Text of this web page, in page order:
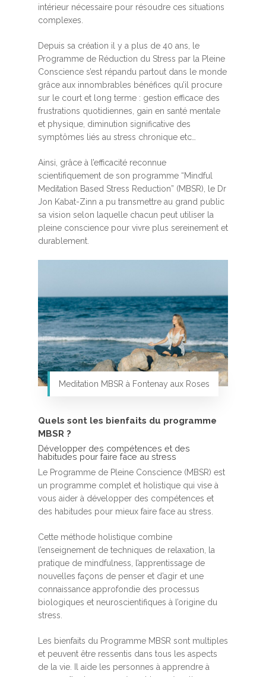
intérieur nécessaire pour résoudre ces situations
complexes.
Depuis sa création il y a plus de 40 ans, le
Programme de Réduction du Stress par la Pleine
Conscience s’est répandu partout dans le monde
grâce aux innombrables bénéfices qu’il procure
sur le court et long terme : gestion efficace des
frustrations quotidiennes, gain en santé mentale
et physique, diminution significative des
symptômes liés au stress chronique etc…
Ainsi, grâce à l’efficacité reconnue
scientifiquement de son programme “Mindful
Meditation Based Stress Reduction” (MBSR), le Dr
Jon Kabat-Zinn a pu transmettre au grand public
sa vision selon laquelle chacun peut utiliser la
pleine conscience pour vivre plus sereinement et
durablement.
Meditation MBSR à Fontenay aux Roses
Quels sont les bienfaits du programme
MBSR ?
Développer des compétences et des
habitudes pour faire face au stress
Le Programme de Pleine Conscience (MBSR) est
un programme complet et holistique qui vise à
vous aider à développer des compétences et
des habitudes pour mieux faire face au stress.
Cette méthode holistique combine
l’enseignement de techniques de relaxation, la
pratique de mindfulness, l’apprentissage de
nouvelles façons de penser et d’agir et une
connaissance approfondie des processus
biologiques et neuroscientifiques à l’origine du
stress.
Les bienfaits du Programme MBSR sont multiples
et peuvent être ressentis dans tous les aspects
de la vie. Il aide les personnes à apprendre à